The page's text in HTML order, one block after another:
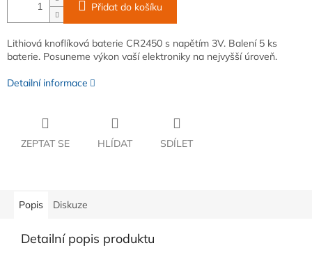
Přidat do košíku
Lithiová knoflíková baterie CR2450 s napětím 3V. Balení 5 ks
baterie. Posuneme výkon vaší elektroniky na nejvyšší úroveň.
Detailní informace
ZEPTAT SE HLÍDAT SDÍLET
Popis Diskuze
Detailní popis produktu